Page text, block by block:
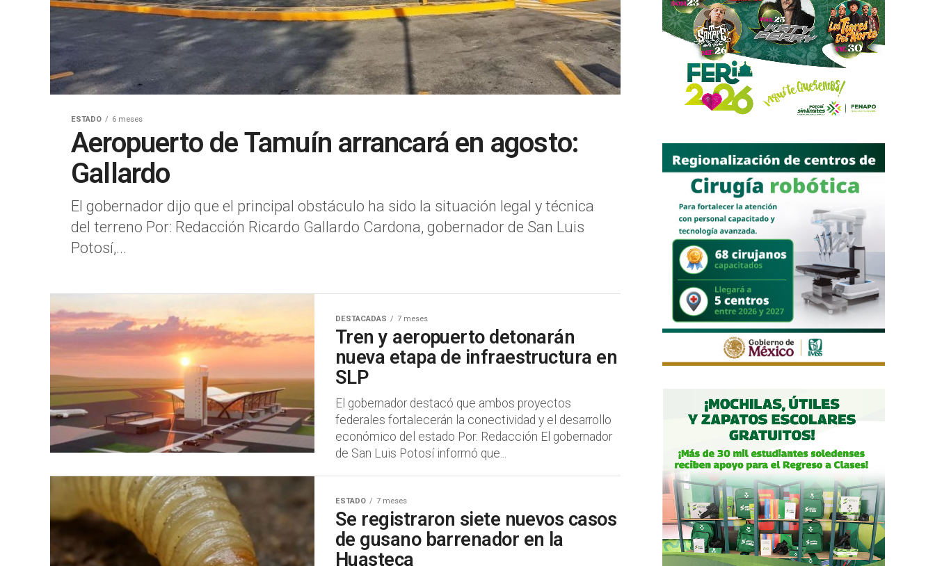
ESTADO 6 meses
Aeropuerto de Tamuín arrancará en agosto:
Gallardo
El gobernador dijo que el principal obstáculo ha sido la situación legal y técnica
del terreno Por: Redacción Ricardo Gallardo Cardona, gobernador de San Luis
Potosí,...
DESTACADAS 7 meses
Tren y aeropuerto detonarán
nueva etapa de infraestructura en
SLP
El gobernador destacó que ambos proyectos
federales fortalecerán la conectividad y el desarrollo
económico del estado Por: Redacción El gobernador
de San Luis Potosí informó que...
ESTADO 7 meses
Se registraron siete nuevos casos
de gusano barrenador en la
Huasteca